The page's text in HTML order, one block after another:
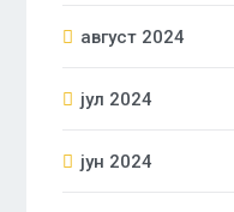
август 2024
јул 2024
јун 2024